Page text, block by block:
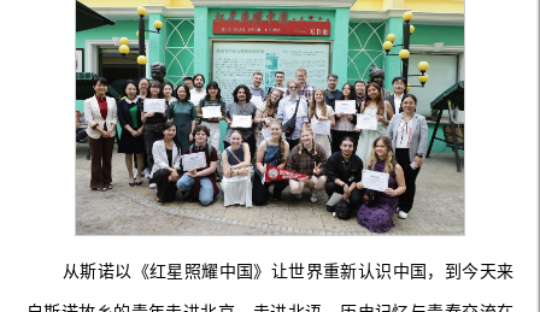
从斯诺以《红星照耀中国》让世界重新认识中国，到今天来